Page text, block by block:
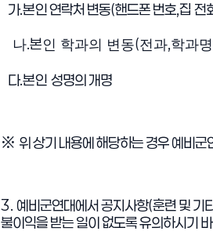
가.본인 연락처 변동(핸드폰 번호,집 전
나.본인 학과의 변동(전과,학과
다.본인 성명의 개명
※ 위 상기 내용에 해당하는 경우 예비군
3. 예비군연대에서 공지사항(훈련 및 기
불이익을 받는 일이 없도록 유의하시기